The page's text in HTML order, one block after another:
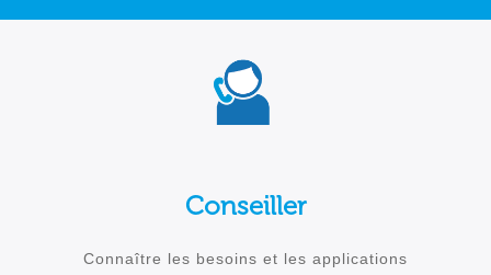
Conseiller
Connaître les besoins et les applications